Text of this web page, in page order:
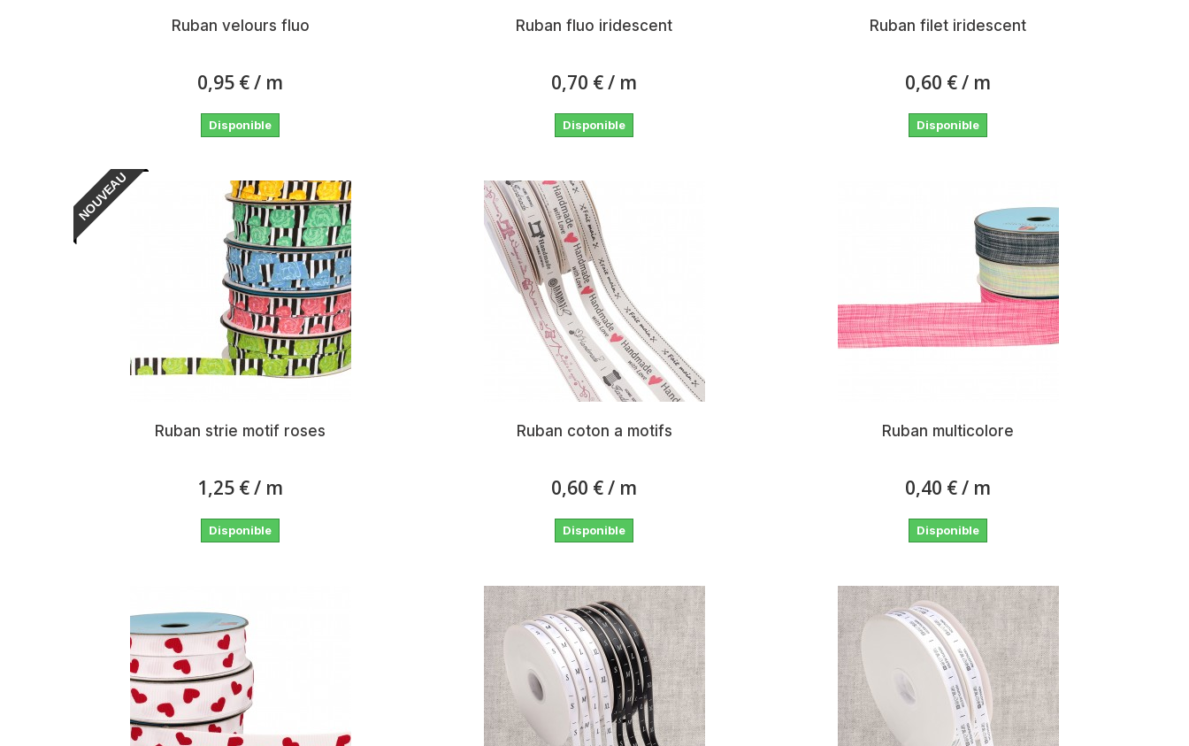
Ruban velours fluo
0,95 €/ m
Disponible
Ruban fluo iridescent
0,70 €/ m
Disponible
Ruban filet iridescent
0,60 €/ m
Disponible
NOUVEAU
Ruban strie motif roses
1,25 €/ m
Disponible
Ruban coton a motifs
0,60 €/ m
Disponible
Ruban multicolore
0,40 €/ m
Disponible